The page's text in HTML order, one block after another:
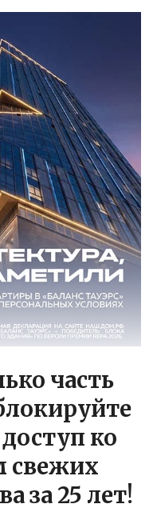
часть
ко
свежих
за 25 лет!